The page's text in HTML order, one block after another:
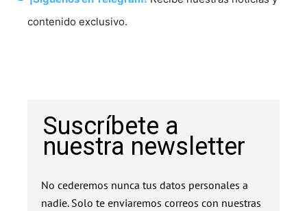
contenido exclusivo.
Suscríbete a
nuestra newsletter
No cederemos nunca tus datos personales a
nadie. Solo te enviaremos correos con nuestras